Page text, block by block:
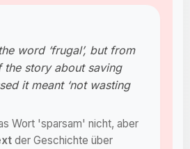
word ‘frugal’, but from
story about saving
it meant ‘not wasting
Wort 'sparsam' nicht, aber
der Geschichte über